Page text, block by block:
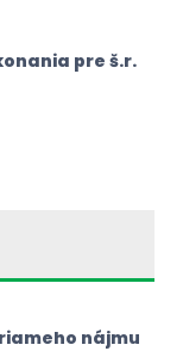
pre š.r.
nájmu